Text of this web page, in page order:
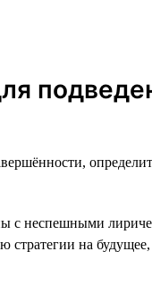
с неспешными
стратегии на